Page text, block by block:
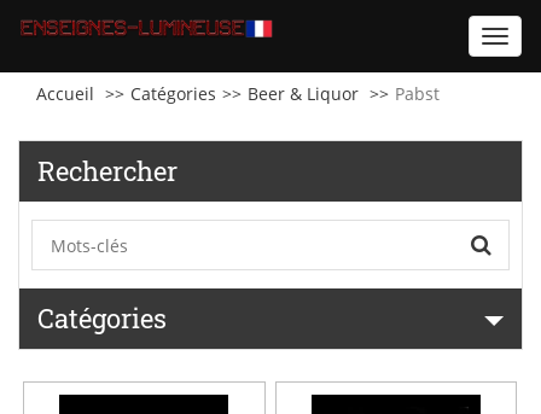
Accueil
Catégories Beer & Liquor Pabst
Rechercher
Catégories